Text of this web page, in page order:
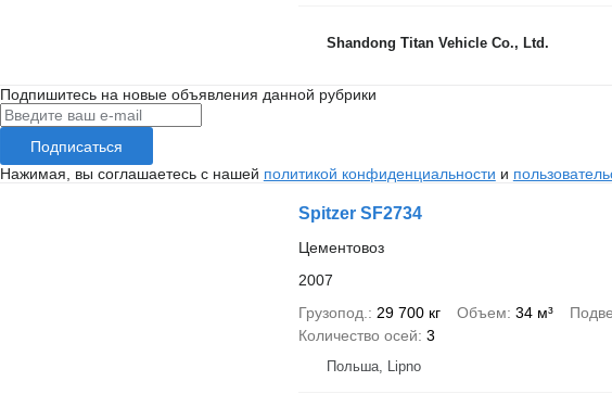
Shandong Titan Vehicle Co., Ltd.
Подпишитесь на новые объявления данной рубрики
Подписаться
Нажимая, вы соглашаетесь с нашей политикой конфиденциальности и
Spitzer SF2734
Цементовоз
2007
Грузопод.
29 700 кг Объем 34 м³
Количество осей 3
Польша, Lipno